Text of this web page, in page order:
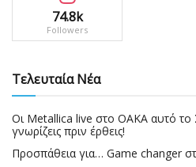
74.8k
Followers
Τελευταία Νέα
Οι Metallica live στο ΟΑΚΑ αυτό το
γνωρίζεις πριν έρθεις!
Προσπάθεια για… Game changer